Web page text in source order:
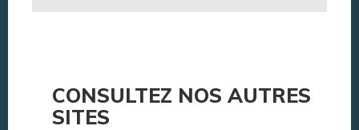
CONSULTEZ NOS AUTRES
SITES